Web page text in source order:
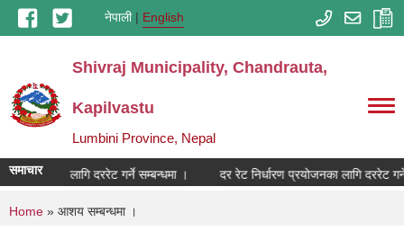
Skip to main contentनेपाली English
Shivraj Municipality, Chandrauta,
Kapilvastu
Lumbini Province, Nepal
समाचार
प्रयोजनका लागि दररेट गर्ने सम्बन्धमा । दर रेट निर्धारण प्रयोजनका लागि दररेट
You are here
Home » आशय सम्बन्धमा ।